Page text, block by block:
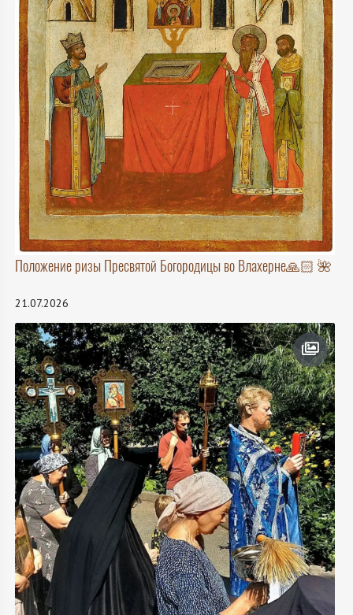
Положение ризы Пресвятой Богородицы во Влахерне🙏🏻 🌺
21.07.2026